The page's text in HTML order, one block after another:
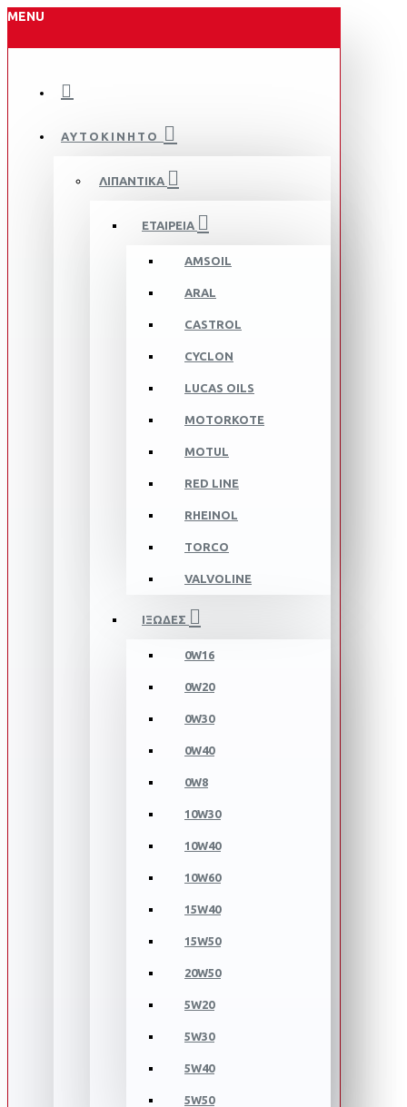
MENU
ΑΥΤΟΚΙΝΗΤΟ
ΛΙΠΑΝΤΙΚΑ
ΕΤΑΙΡΕΙΑ
AMSOIL
ARAL
CASTROL
CYCLON
LUCAS OILS
MOTORKOTE
MOTUL
RED LINE
RHEINOL
TORCO
VALVOLINE
ΙΞΩΔΕΣ
0W16
0W20
0W30
0W40
0W8
10W30
10W40
10W60
15W40
15W50
20W50
5W20
5W30
5W40
5W50